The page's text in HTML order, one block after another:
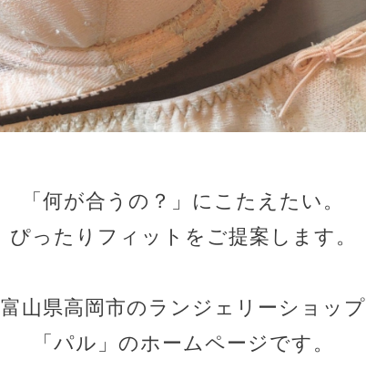
「何が合うの？」にこたえたい。
ぴったりフィットをご提案します。
富山県高岡市のランジェリーショップ
「パル」のホームページです。